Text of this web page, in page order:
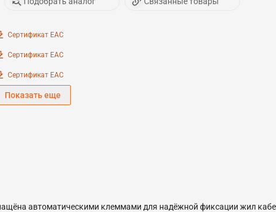
Сертификат EAC
Сертификат EAC
Сертификат EAC
Показать еще
автоматическими клеммами для надёжной фиксации жил